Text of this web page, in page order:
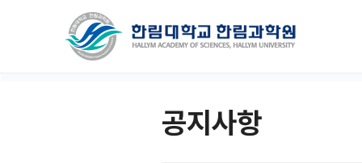
공지사항